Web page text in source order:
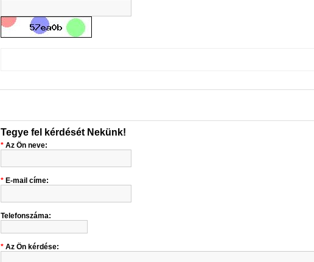
Tegye fel kérdését Nekünk!
Az Ön neve:
E-mail címe:
Telefonszáma:
Az Ön kérdése: